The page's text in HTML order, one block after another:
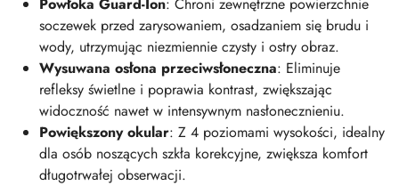
soczewek przed zarysowaniem, osadzaniem się brudu i
wody, utrzymując niezmiennie czysty i ostry obraz.
Wysuwana osłona przeciwsłoneczna: Eliminuje
refleksy świetlne i poprawia kontrast, zwiększając
widoczność nawet w intensywnym nasłonecznieniu.
Powiększony okular: Z 4 poziomami wysokości, idealny
dla osób noszących szkła korekcyjne, zwiększa komfort
długotrwałej obserwacji.